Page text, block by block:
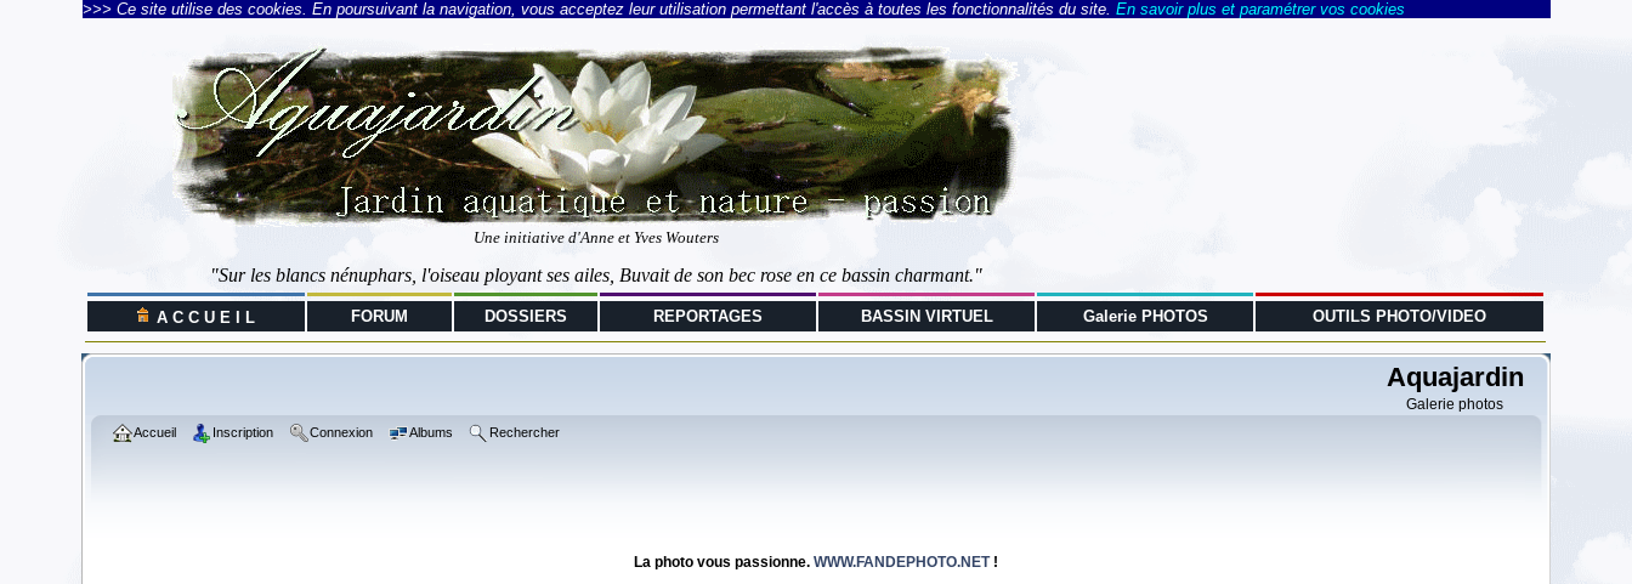
>>> Ce site utilise des cookies. En poursuivant la navigation, vous acceptez leur utilisation permettant l'accès à toutes les fonctionnalités du site. En savoir plus et paramétrer vos cookies
Une initiative d'Anne et Yves Wouters
"Sur les blancs nénuphars, l'oiseau ployant ses ailes, Buvait de son bec rose en ce bassin charmant."
A C C U E I L FORUM DOSSIERS REPORTAGES BASSIN VIRTUEL Galerie PHOTOS OUTILS PHOTO/VIDEO
Aquajardin
Galerie photos
Accueil Inscription Connexion Albums Rechercher
La photo vous passionne. WWW.FANDEPHOTO.NET!